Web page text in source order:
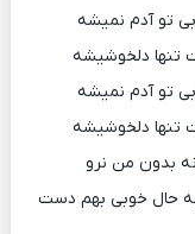
تو آدم نمیشه
تنها دلخوشیشه
تو آدم نمیشه
تنها دلخوشیشه
بدون من نرو
حال خوبی بهم دست